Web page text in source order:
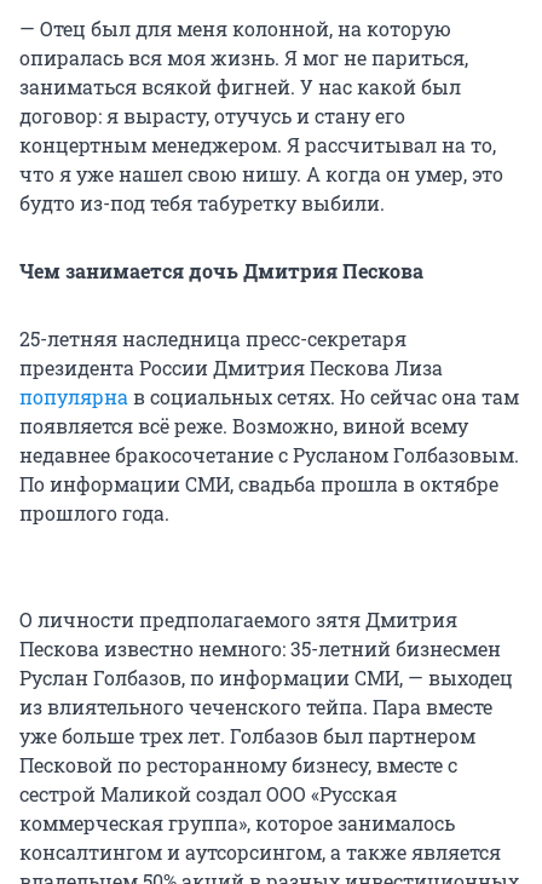
— Отец был для меня колонной, на которую
опиралась вся моя жизнь. Я мог не париться,
заниматься всякой фигней. У нас какой был
договор: я вырасту, отучусь и стану его
концертным менеджером. Я рассчитывал на то,
что я уже нашел свою нишу. А когда он умер, это
будто из-под тебя табуретку выбили.
Чем занимается дочь Дмитрия Пескова
25-летняя наследница пресс-секретаря
президента России Дмитрия Пескова Лиза
популярна в социальных сетях. Но сейчас она там
появляется всё реже. Возможно, виной всему
недавнее бракосочетание с Русланом Голбазовым.
По информации СМИ, свадьба прошла в октябре
прошлого года.
О личности предполагаемого зятя Дмитрия
Пескова известно немного: 35-летний бизнесмен
Руслан Голбазов, по информации СМИ, — выходец
из влиятельного чеченского тейпа. Пара вместе
уже больше трех лет. Голбазов был партнером
Песковой по ресторанному бизнесу, вместе с
сестрой Маликой создал ООО «Русская
коммерческая группа», которое занималось
консалтингом и аутсорсингом, а также является